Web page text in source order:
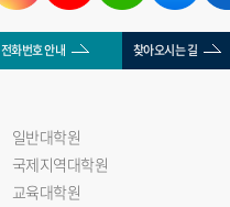
전화번호 안내 찾아오시는 길
일반대학원
국제지역대학원
교육대학원